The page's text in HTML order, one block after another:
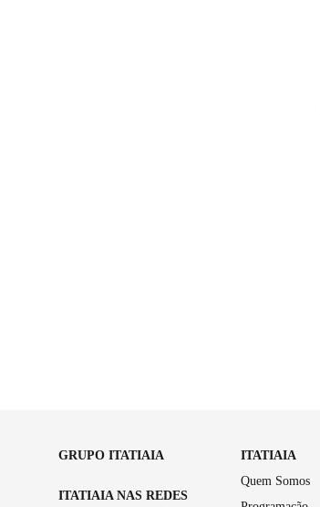
GRUPO ITATIAIA
ITATIAIA NAS REDES
ITATIAIA
Quem Somos